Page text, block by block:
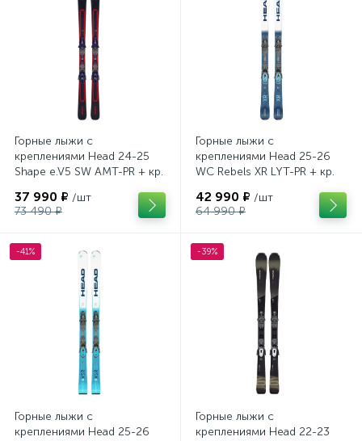
Горные лыжи с
креплениями Head 24-25
Shape e.V5 SW AMT-PR + кр.
37 990 ₽ /шт
73 490 ₽
Горные лыжи с
креплениями Head 25-26
WC Rebels XR LYT-PR + кр.
42 990 ₽ /шт
64 990 ₽
-41%
Горные лыжи с
креплениями Head 25-26
-39%
Горные лыжи с
креплениями Head 22-23